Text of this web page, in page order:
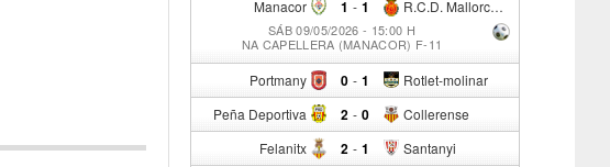
Manacor 1 - R.C.D. Mallorca Sad "B"
1
SÁB 09/05/2026 - 15:00 H
NA CAPELLERA (MANACOR) F-11
Portmany 0 - Rotlet-molinar
1
Peña Deportiva 2 - Collerense
0
Felanitx 2 - Santanyi
1